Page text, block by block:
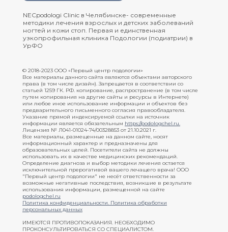
NECpodologi Clinic в Челябинске- современные
методики лечения взрослых и детских заболеваний
ногтей и кожи стоп. Первая и единственная
узкопрофильная клиника Подологии (подиатрии) в
УрФО
© 2018-2023 ООО «Первый центр подологии»
Все материалы данного сайта являются объектами авторского
права (в том числе дизайн). Запрещается в соответствии со
статьей 1259 ГК. РФ. копирование, распространение (в том числе
путем копирования на другие сайты и ресурсы в Интернете)
или любое иное использование информации и объектов без
предварительного письменного согласия правообладателя.
Указание прямой индексируемой ссылки на источник
информации является обязательным https://podologchel.ru.
Лицензия № Л041-01024-74/00328853 от 21.10.2021 г.
Все материалы, размещенные на данном сайте, носят
информационный характер и предназначены для
образовательных целей. Посетители сайта не должны
использовать их в качестве медицинских рекомендаций.
Определение диагноза и выбор методики лечения остается
исключительной прерогативой вашего лечащего врача! ООО
"Первый центр подологии" не несёт ответственности за
возможные негативные последствия, возникшие в результате
использования информации, размещенной на сайте
podologchel.ru
Политика конфиденциальности. Политика обработки
персональных данных
ИМЕЮТСЯ ПРОТИВОПОКАЗАНИЯ. НЕОБХОДИМО
ПРОКОНСУЛЬТИРОВАТЬСЯ СО СПЕЦИАЛИСТОМ.